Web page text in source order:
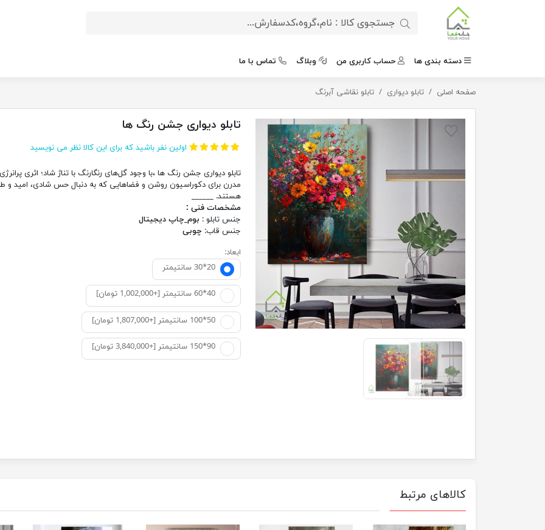
دسته بندی ها حساب کاربری من وبلاگ تماس با ما
صفحه اصلی تابلو دیواری تابلو نقاشی آبرنگ تابلو دیواری جشن رنگ ها
تابلو دیواری جشن رنگ ها
اولین نفر باشید که برای این کالا نظر می نویسید
تابلو دیواری جشن رنگ ها ،با وجود گل‌های رنگارنگ با تناژ شاد؛ اثری
مدرن برای دکوراسیون روشن و فضاهایی که به دنبال حس شادی، امید و
هستند. ______
مشخصات فنی :
جنس تابلو : بوم_چاپ دیجیتال
جنس قاب: چوبی
ابعاد:
20*30 سانتيمتر
40*60 سانتیمتر [+1,002,000 تومان]
50*100 سانتیمتر [+1,807,000 تومان]
90*150 سانتیمتر [+3,840,000 تومان]
کالاهای مرتبط